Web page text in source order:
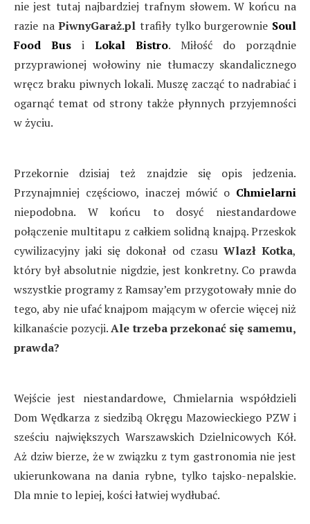
nie jest tutaj najbardziej trafnym słowem. W końcu na
razie naPiwnyGaraż.pl trafiły tylko burgerownie Soul
Food Bus i Lokal Bistro. Miłość do porządnie
przyprawionej wołowiny nie tłumaczy skandalicznego
wręcz braku piwnych lokali. Muszę zacząć to nadrabiać i
ogarnąć temat od strony także płynnych przyjemności
w życiu.
Przekornie dzisiaj też znajdzie się opis jedzenia.
Przynajmniej częściowo, inaczej mówić o Chmielarni
niepodobna. W końcu to dosyć niestandardowe
połączenie multitapu z całkiem solidną knajpą. Przeskok
cywilizacyjny jaki się dokonał od czasu Wlazł Kotka,
który był absolutnie nigdzie, jest konkretny. Co prawda
wszystkie programy z Ramsay’em przygotowały mnie do
tego, aby nie ufać knajpom mającym w ofercie więcej niż
kilkanaście pozycji.Ale trzeba przekonać się samemu,
prawda?
Wejście jest niestandardowe, Chmielarnia współdzieli
Dom Wędkarza z siedzibą Okręgu Mazowieckiego PZW i
sześciu największych Warszawskich Dzielnicowych Kół.
Aż dziw bierze, że w związku z tym gastronomia nie jest
ukierunkowana na dania rybne, tylko tajsko-nepalskie.
Dla mnie to lepiej, kości łatwiej wydłubać.